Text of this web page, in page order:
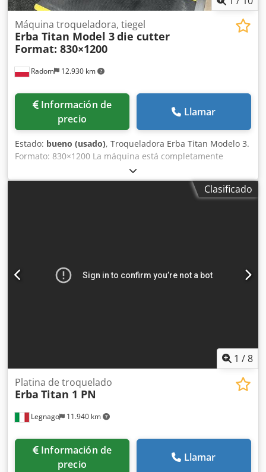
Radom 12.930 km
Máquina troqueladora, tiegel
Erba Titan Model 3die cutter
Format: 830×1200
Información de
precio
Llamar
Estado: bueno (usado), Troqueladora Erba Titan Modelo 3.
Formato: 830×1200 La máquina está completamente
operativa y lista para la producción. Titan es sinónimo de
potencia; es la máquina más resistente de su clase.
Producción en Italia. Formato en bastidor: 830×1200 mm.
apertura. – Lubricación central. – Protecciones de
seguridad adicionales y dos tapetes de seguridad. –
Clasificado
1 /8
Legnago 11.940 km
Platina de troquelado
Erba Titan 1 PN
Información de
precio
Llamar